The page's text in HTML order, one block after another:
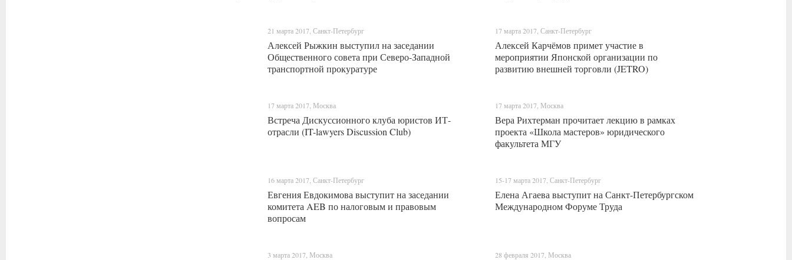
21 марта 2017, Санкт-Петербург
Алексей Рыжкин выступил на заседании
Общественного совета при Северо-Западной
транспортной прокуратуре
17 марта 2017, Санкт-Петербург
Алексей Карчёмов примет участие в
мероприятии Японской организации по
развитию внешней торговли (JETRO)
17 марта 2017, Москва
Встреча Дискуссионного клуба юристов ИТ-
отрасли (IT-lawyers Discussion Club)
17 марта 2017, Москва
Вера Рихтерман прочитает лекцию в рамках
проекта «Школа мастеров» юридического
факультета МГУ
16 марта 2017, Санкт-Петербург
Евгения Евдокимова выступит на заседании
комитета AEB по налоговым и правовым
вопросам
15-17 марта 2017, Санкт-Петербург
Елена Агаева выступит на Санкт-Петербургском
Международном Форуме Труда
3 марта 2017, Москва 28 февраля 2017, Москва